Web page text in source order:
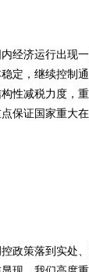
济运行出现
定，继续控制
性减税力度，
保证国家重大
策落到实处、